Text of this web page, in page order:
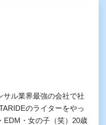
サル業界最強の会社で社
のライターをやっ
EDM・女の子（笑）20歳